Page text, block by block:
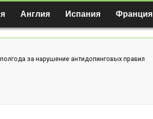
Англия Испания Франция
за нарушение антидопинговых правил